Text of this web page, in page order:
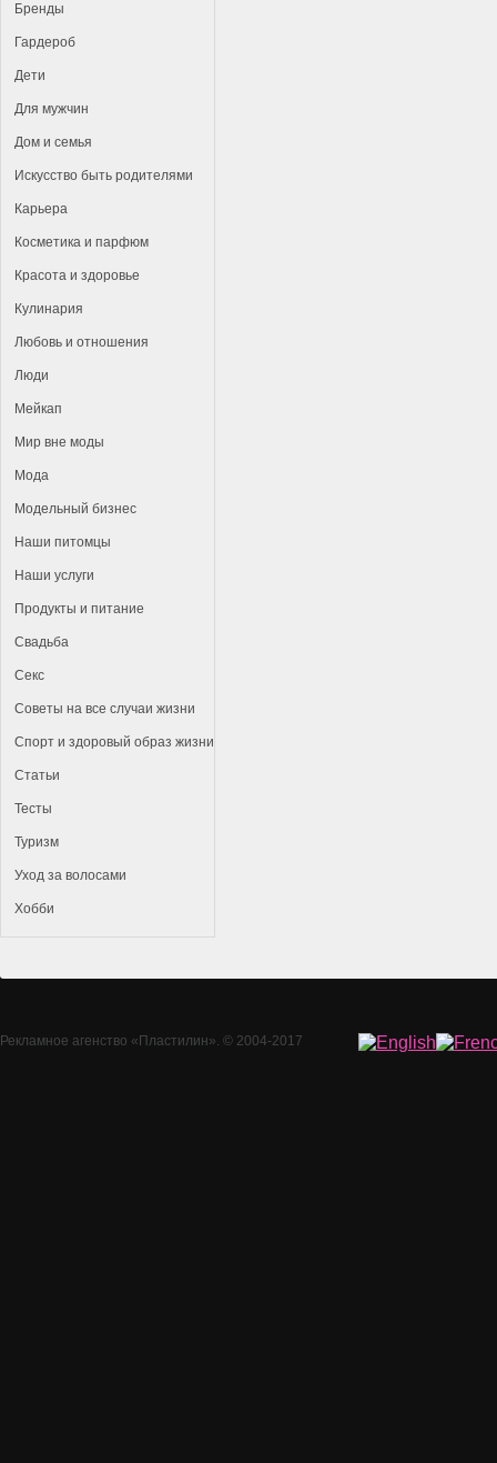
Бренды
Гардероб
Дети
Для мужчин
Дом и семья
Искусство быть родителями
Карьера
Косметика и парфюм
Красота и здоровье
Кулинария
Любовь и отношения
Люди
Мейкап
Мир вне моды
Мода
Модельный бизнес
Наши питомцы
Наши услуги
Продукты и питание
Свадьба
Секс
Советы на все случаи жизни
Спорт и здоровый образ жизни
Статьи
Тесты
Туризм
Уход за волосами
Хобби
Рекламное агенство «Пластилин». © 2004-2017